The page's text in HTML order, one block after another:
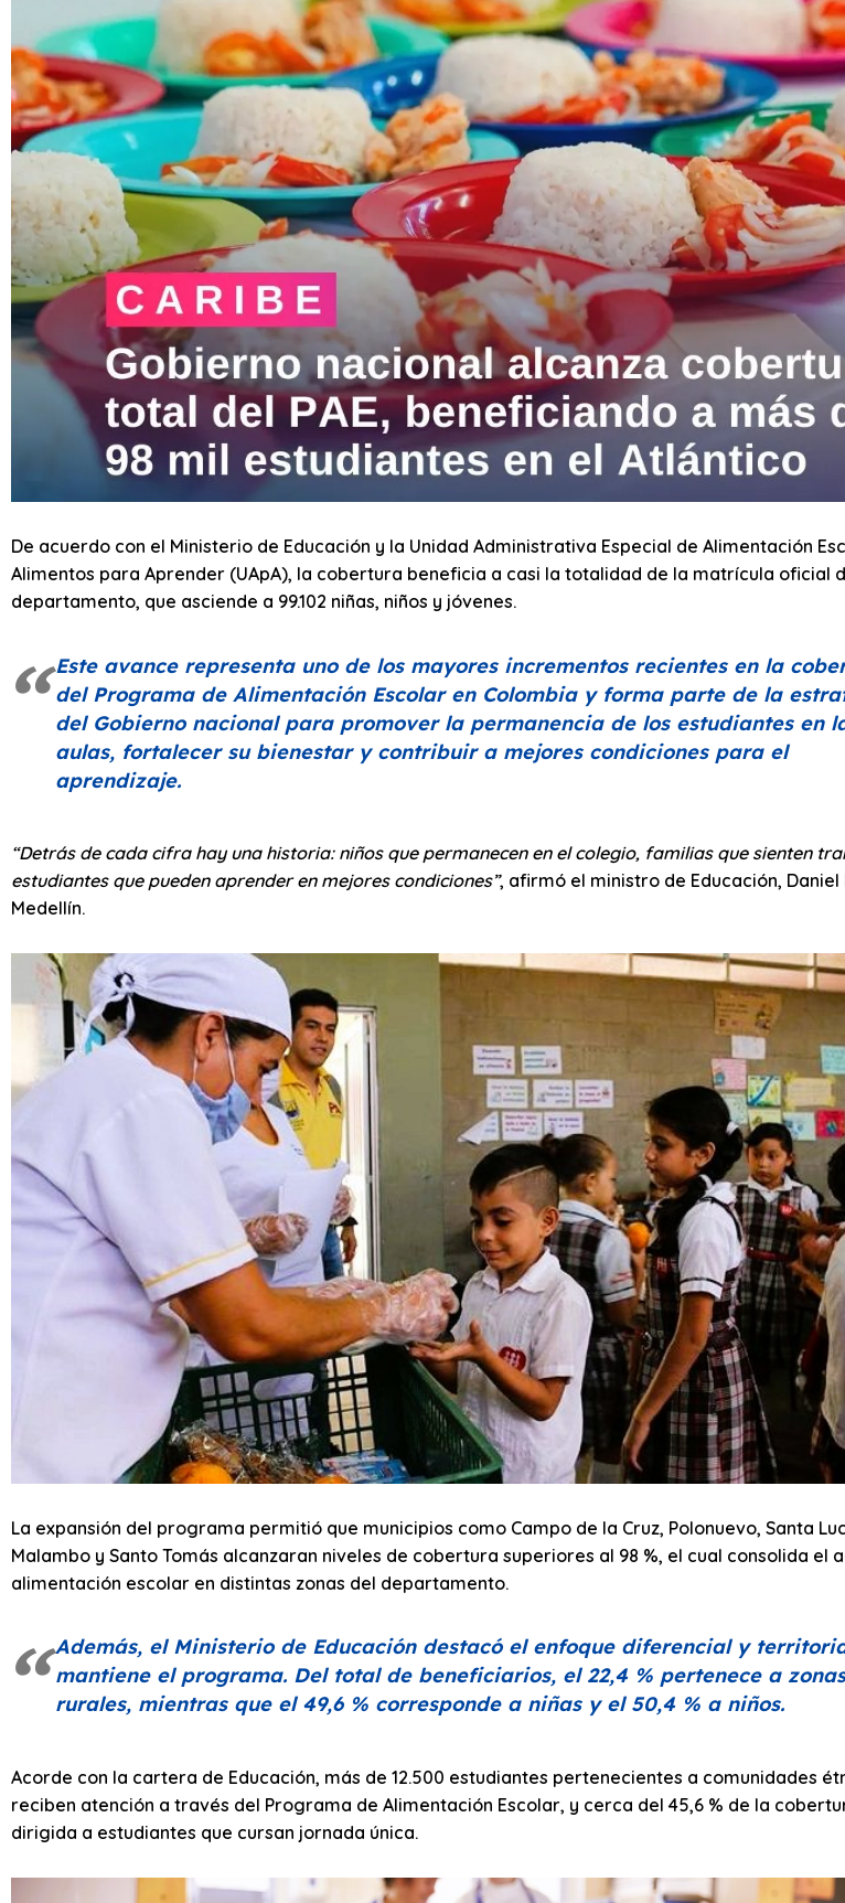
De acuerdo con el Ministerio de Educación y la Unidad Administrativa Especial de Alimentación
Alimentos para Aprender (UApA), la cobertura beneficia a casi la totalidad de la matrícula oficial
departamento, que asciende a 99.102 niñas, niños y jóvenes.
Este avance representa uno de los mayores incrementos recientes en la
del Programa de Alimentación Escolar en Colombia y forma parte de la
del Gobierno nacional para promover la permanencia de los estudiantes en
aulas, fortalecer su bienestar y contribuir a mejores condiciones para el
aprendizaje.
“Detrás de cada cifra hay una historia: niños que permanecen en el colegio, familias que sienten
estudiantes que pueden aprender en mejores condiciones”, afirmó el ministro de Educación, Daniel
Medellín.
La expansión del programa permitió que municipios como Campo de la Cruz, Polonuevo, Santa
Malambo y Santo Tomás alcanzaran niveles de cobertura superiores al 98 %, el cual consolida el
alimentación escolar en distintas zonas del departamento.
Además, el Ministerio de Educación destacó el enfoque diferencial y
mantiene el programa. Del total de beneficiarios, el 22,4 % pertenece a zonas
rurales, mientras que el 49,6 % corresponde a niñas y el 50,4 % a niños.
Acorde con la cartera de Educación, más de 12.500 estudiantes pertenecientes a comunidades
reciben atención a través del Programa de Alimentación Escolar, y cerca del 45,6 % de la
dirigida a estudiantes que cursan jornada única.